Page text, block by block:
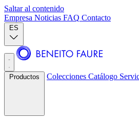
Saltar al contenido
Empresa Noticias FAQ Contacto
ES
Productos Colecciones Catálogo